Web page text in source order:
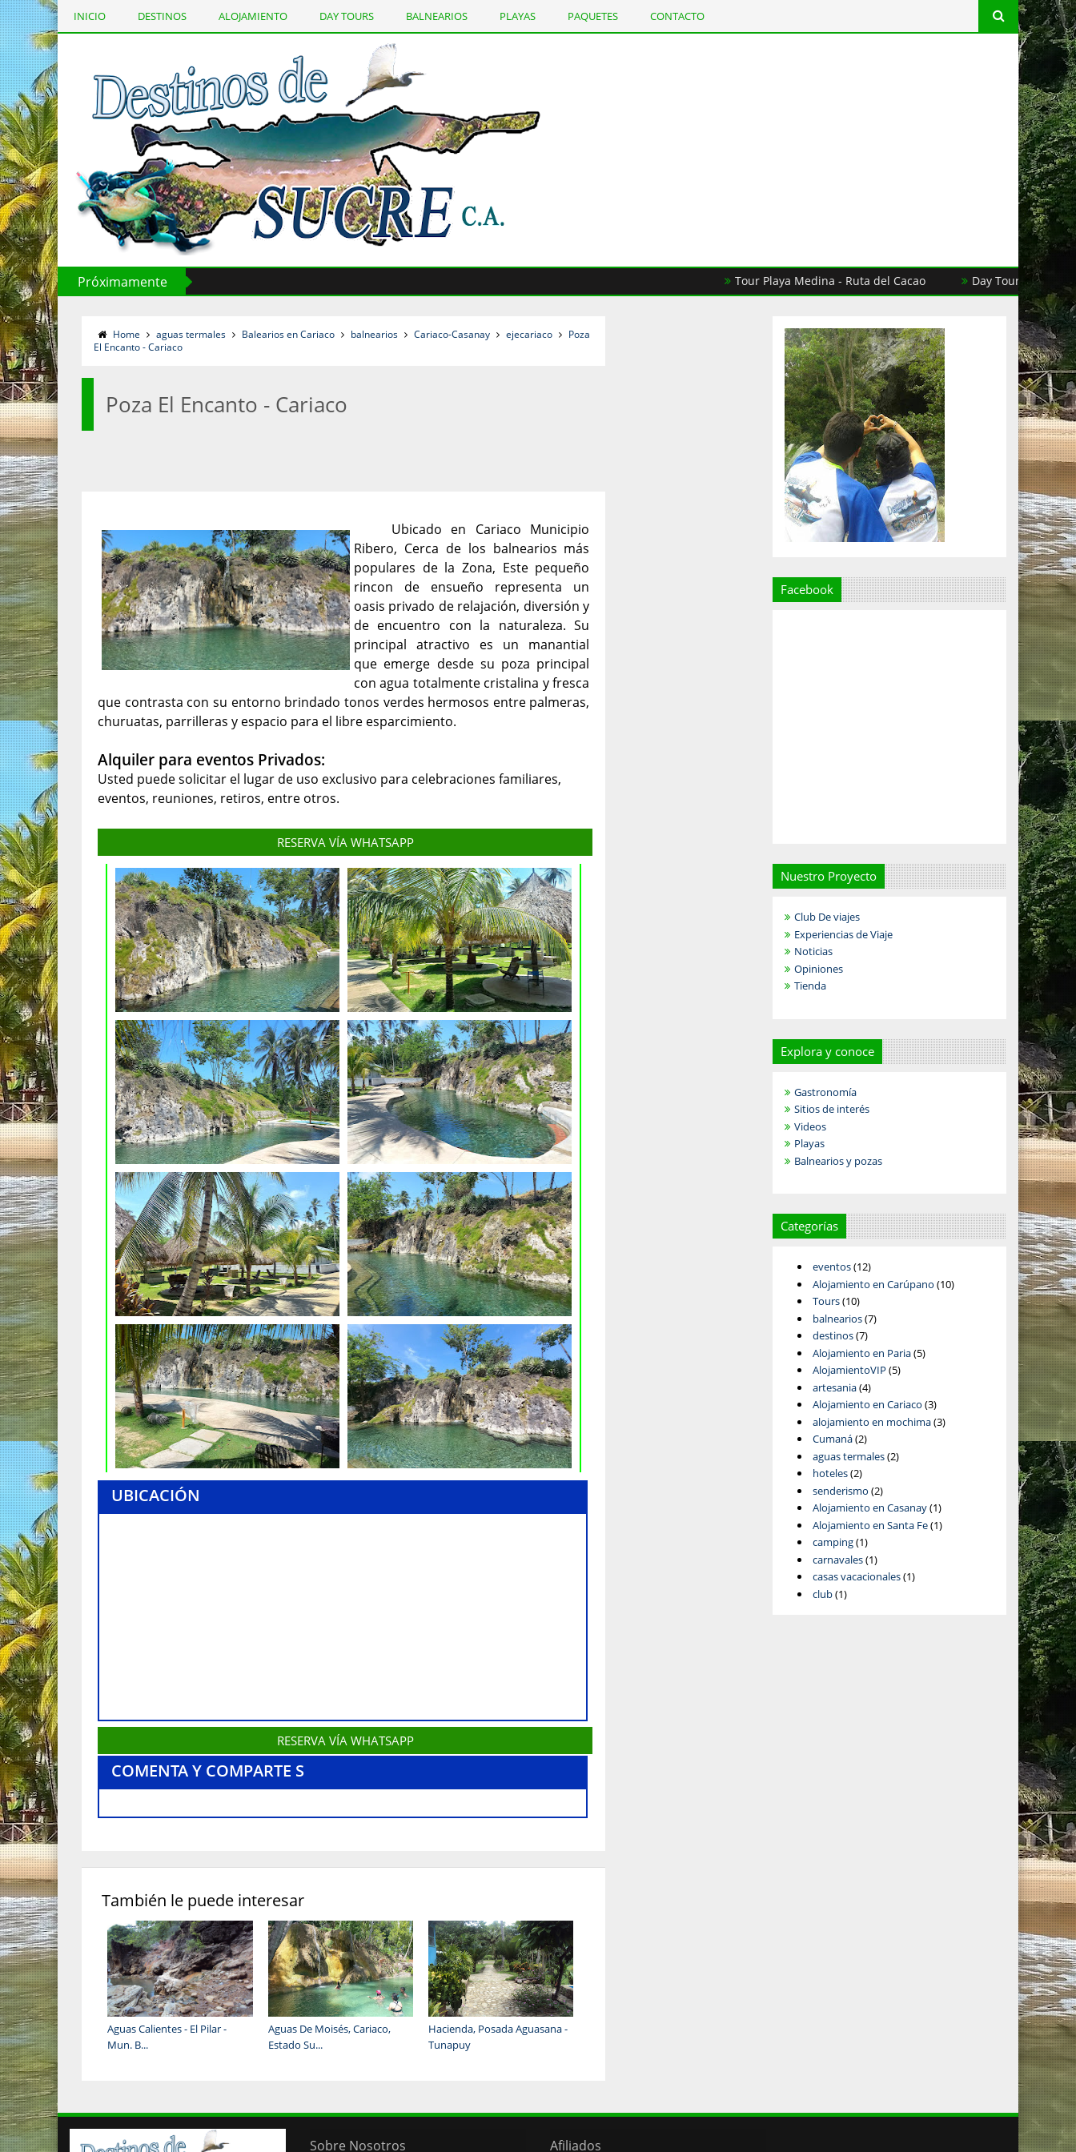
INICIO DESTINOS ALOJAMIENTO DAY TOURS BALNEARIOS PLAYAS PAQUETES CONTACTO
Próximamente Tour Playa Medina - Ruta del Cacao Day Tour Aguas de
Home aguas termales Balearios en Cariaco balnearios Cariaco-Casanay ejecariaco
Poza
El Encanto - Cariaco
Poza El Encanto - Cariaco
Ubicado en Cariaco Municipio
Ribero, Cerca de los balnearios más
populares de la Zona, Este pequeño
rincon de ensueño representa un
oasis privado de relajación, diversión y
de encuentro con la naturaleza. Su
principal atractivo es un manantial
que emerge desde su poza principal
con agua totalmente cristalina y fresca
que contrasta con su entorno brindado tonos verdes hermosos entre palmeras,
churuatas, parrilleras y espacio para el libre esparcimiento.
Alquiler para eventos Privados:
Usted puede solicitar el lugar de uso exclusivo para celebraciones familiares,
eventos, reuniones, retiros, entre otros.
RESERVA VÍA WHATSAPP
UBICACIÓN
RESERVA VÍA WHATSAPP
COMENTA Y COMPARTE S
También le puede interesar
Hacienda, Posada Aguasana -
Tunapuy
Aguas De Moisés, Cariaco,
Estado Su...
Aguas Calientes - El Pilar -
Mun. B...
Facebook
Nuestro Proyecto
Club De viajes
Experiencias de Viaje
Noticias
Opiniones
Tienda
Explora y conoce
Gastronomía
Sitios de interés
Videos
Playas
Balnearios y pozas
Categorías
eventos(12)
Alojamiento en Carúpano (10)
Tours(10)
balnearios(7)
destinos(7)
Alojamiento en Paria(5)
AlojamientoVIP (5)
artesania(4)
Alojamiento en Cariaco (3)
alojamiento en mochima(3)
Cumaná(2)
aguas termales(2)
hoteles(2)
senderismo (2)
Alojamiento en Casanay(1)
Alojamiento en Santa Fe(1)
camping(1)
carnavales(1)
casas vacacionales(1)
club(1)
Sobre Nosotros Afiliados